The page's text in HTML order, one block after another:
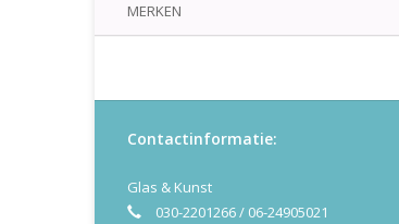
MERKEN
Contactinformatie:
Glas & Kunst
030-2201266 / 06-24905021